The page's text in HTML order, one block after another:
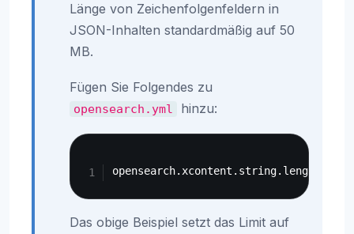
Länge von Zeichenfolgenfeldern in
JSON-Inhalten standardmäßig auf 50
MB.
Fügen Sie Folgendes zu
opensearch.yml hinzu:
Das obige Beispiel setzt das Limit auf